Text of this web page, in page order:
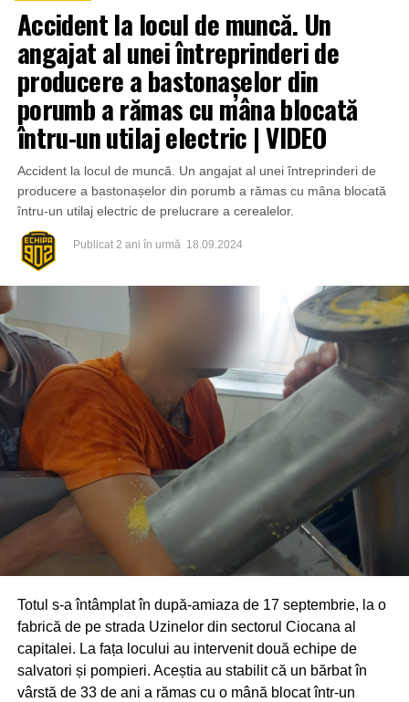
Accident la locul de muncă. Un
angajat al unei întreprinderi de
producere a bastonașelor din
porumb a rămas cu mâna blocată
întru-un utilaj electric | VIDEO
Accident la locul de muncă. Un angajat al unei întreprinderi de
producere a bastonașelor din porumb a rămas cu mâna blocată
întru-un utilaj electric de prelucrare a cerealelor.
Publicat 2 ani în urmă 18.09.2024
Totul s-a întâmplat în după-amiaza de 17 septembrie, la o
fabrică de pe strada Uzinelor din sectorul Ciocana al
capitalei. La fața locului au intervenit două echipe de
salvatori și pompieri. Aceștia au stabilit că un bărbat în
vârstă de 33 de ani a rămas cu o mână blocat într-un